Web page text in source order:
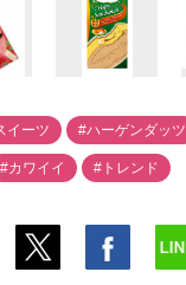
イーツ #ハーゲンダッツ
#カワイイ #トレンド